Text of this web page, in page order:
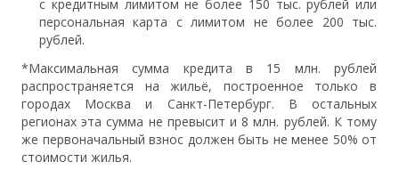
с кредитным лимитом не более 150 тыс. рублей или
персональная карта с лимитом не более 200 тыс.
рублей.
*Максимальная сумма кредита в 15 млн. рублей
распространяется на жильё, построенное только в
городах Москва и Санкт-Петербург. В остальных
регионах эта сумма не превысит и 8 млн. рублей. К тому
же первоначальный взнос должен быть не менее 50% от
стоимости жилья.